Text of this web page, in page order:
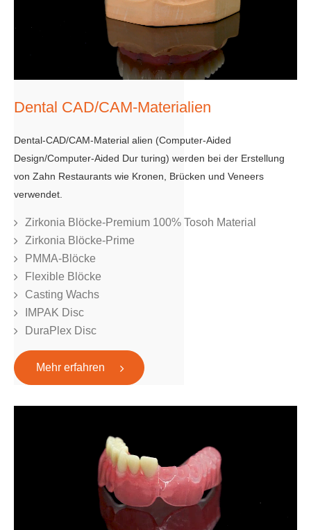
Dental CAD/CAM-Materialien
Dental-CAD/CAM-Material alien (Computer-Aided
Design/Computer-Aided Dur turing) werden bei der Erstellung
von Zahn Restaurants wie Kronen, Brücken und Veneers
verwendet.
Zirkonia Blöcke-Premium 100% Tosoh Material
Zirkonia Blöcke-Prime
PMMA-Blöcke
Flexible Blöcke
Casting Wachs
IMPAK Disc
DuraPlex Disc
Mehr erfahren